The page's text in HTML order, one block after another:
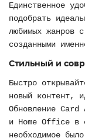
Единственное
подобрать
любимых жанров
созданными
Стильный и
Быстро
новый контент,
Обновление Card
и Home Office в
необходимое